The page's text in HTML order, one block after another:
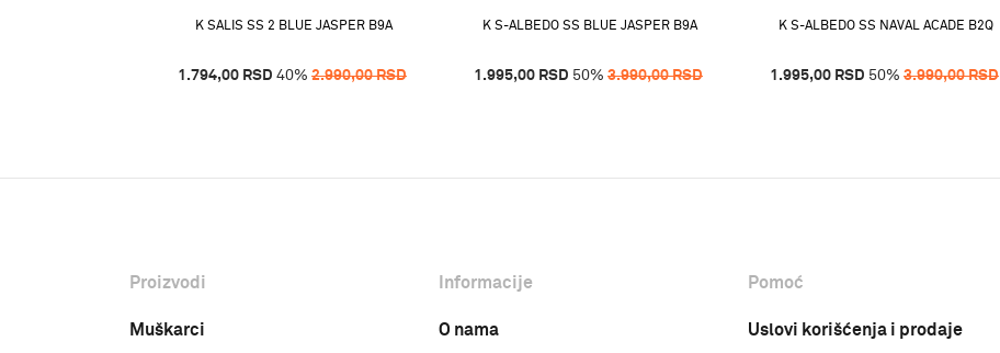
K SALIS SS 2 BLUE JASPER B9A
1.794,00 RSD 40% 2.990,00RSD
K S-ALBEDO SS BLUE JASPER B9A
1.995,00 RSD 50% 3.990,00RSD
K S-ALBEDO SS NAVAL ACADE B2Q
1.995,00 RSD 50% 3.990,00RSD
Proizvodi
Muškarci
Informacije
O nama
Pomoć
Uslovi korišćenja i prodaje